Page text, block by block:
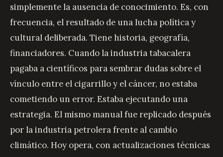
simplemente la ausencia de conocimiento. Es, con
frecuencia, el resultado de una lucha política y
cultural deliberada. Tiene historia, geografía,
financiadores. Cuando la industria tabacalera
pagaba a científicos para sembrar dudas sobre el
vínculo entre el cigarrillo y el cáncer, no estaba
cometiendo un error. Estaba ejecutando una
estrategia. El mismo manual fue replicado después
por la industria petrolera frente al cambio
climático. Hoy opera, con actualizaciones técnicas